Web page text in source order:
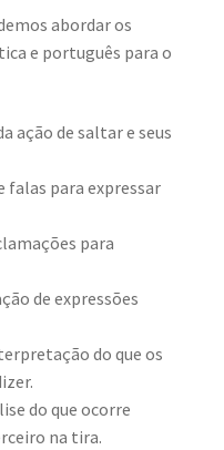
abordar os
e português para o
ação de saltar e seus
falas para expressar
para
de expressões
do que os
do que ocorre
na tira.